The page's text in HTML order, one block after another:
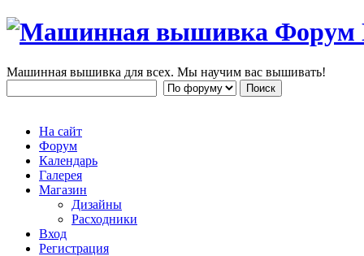
Машинная вышивка для всех. Мы научим вас вышивать!
На сайт
Форум
Календарь
Галерея
Магазин
Дизайны
Расходники
Вход
Регистрация